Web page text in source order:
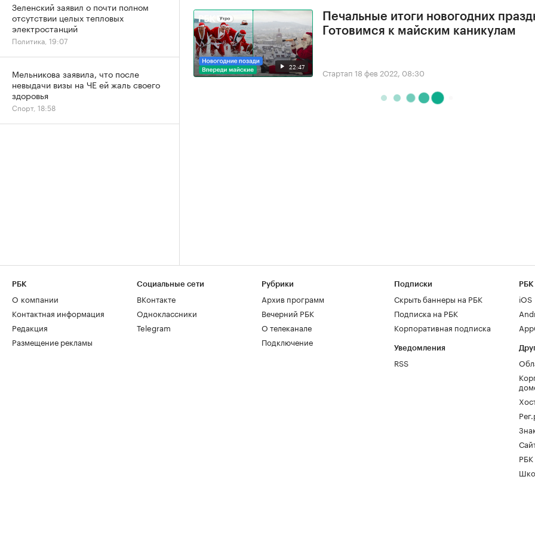
22:47
Печальные итоги новогодних
Готовимся к майским каникулам
Стартап 18 фев 2022, 08:30
Зеленский заявил о почти полном
отсутствии целых тепловых
электростанций
Политика, 19:07
Мельникова заявила, что после
невыдачи визы на ЧЕ ей жаль своего
здоровья
Спорт, 18:58
РБК
О компании
Контактная информация
Редакция
Размещение рекламы
Социальные сети
ВКонтакте
Одноклассники
Telegram
Рубрики
Архив программ
Вечерний РБК
О телеканале
Подключение
Подписки
Скрыть баннеры на РБК
Подписка на РБК
Корпоративная подписка
Уведомления
RSS
РБК
iOS